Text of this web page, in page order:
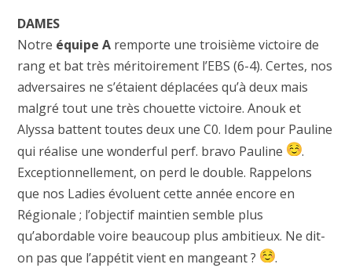
DAMES
Notre équipe Aremporte une troisième victoire de
rang et bat très méritoirement l’EBS (6-4). Certes, nos
adversaires ne s’étaient déplacées qu’à deux mais
malgré tout une très chouette victoire. Anouk et
Alyssa battent toutes deux une C0. Idem pour Pauline
qui réalise une wonderful perf. bravo Pauline
.
Exceptionnellement, on perd le double. Rappelons
que nos Ladies évoluent cette année encore en
Régionale ; l’objectif maintien semble plus
qu’abordable voire beaucoup plus ambitieux. Ne dit-
on pas que l’appétit vient en mangeant ?
.